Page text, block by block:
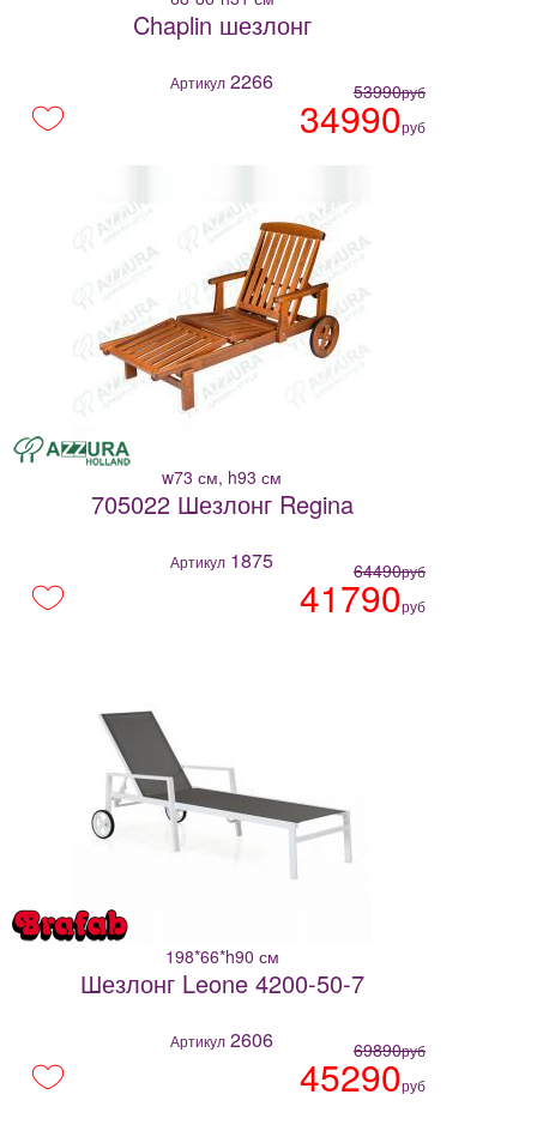
Chaplin шезлонг
Артикул 2266 53990руб
34990руб
w73 см, h93 см
705022 Шезлонг Regina
Артикул 1875 64490руб
41790руб
198*66*h90 см
Шезлонг Leone 4200-50-7
Артикул 2606 69890руб
45290руб